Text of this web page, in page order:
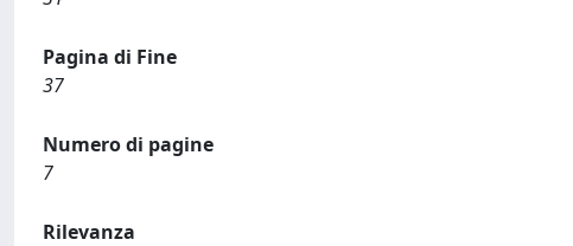
Pagina di Fine
37
Numero di pagine
7
Rilevanza